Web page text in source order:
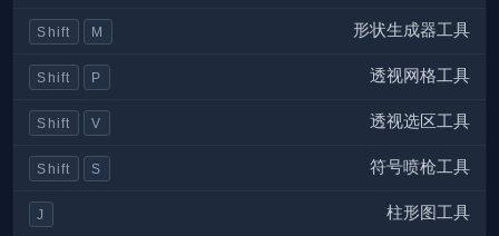
Shift M 形状生成器工具
Shift P 透视网格工具
Shift V 透视选区工具
Shift S 符号喷枪工具
J 柱形图工具